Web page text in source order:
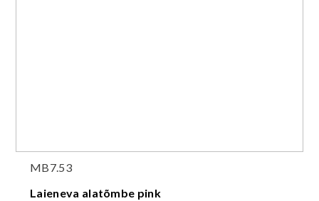
MB7.53
Laieneva alatõmbe pink